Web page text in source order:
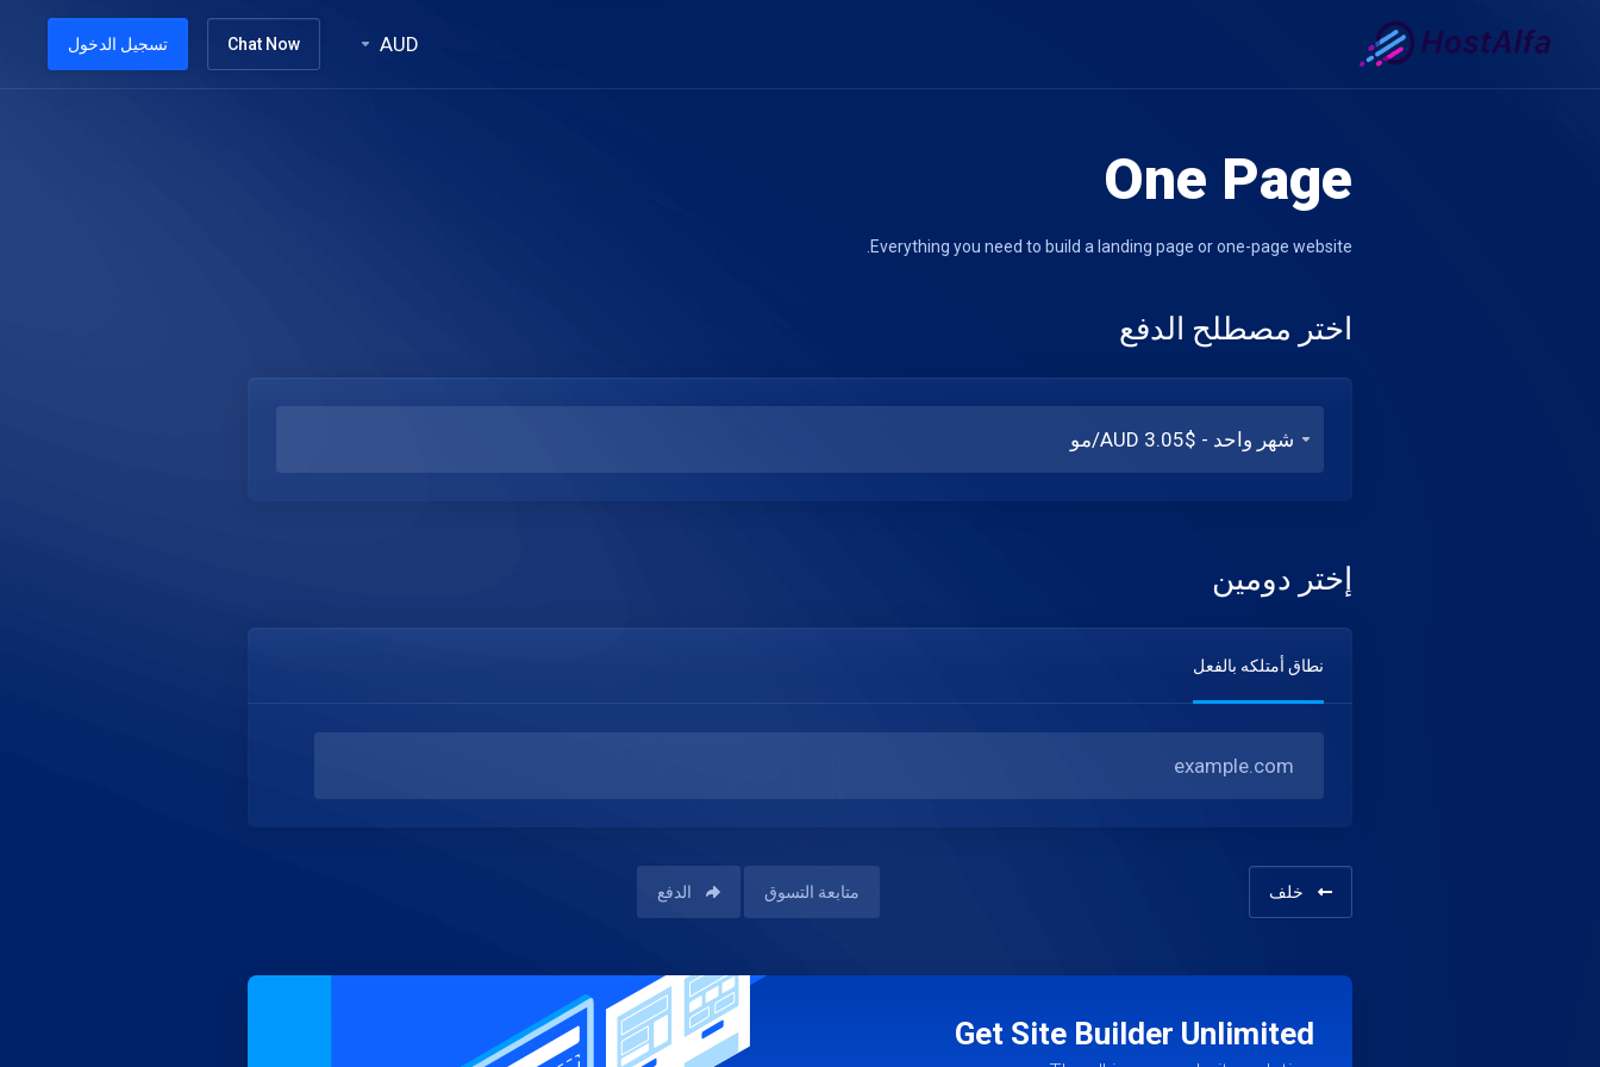
AUD
Chat Now تسجيل الدخول
One Page
Everything you need to build a landing page or one-page website.
اختر مصطلح الدفع
إختر دومين
نطاق أمتلكه بالفعل
خلف متابعة التسوق الدفع
Get Site Builder Unlimited